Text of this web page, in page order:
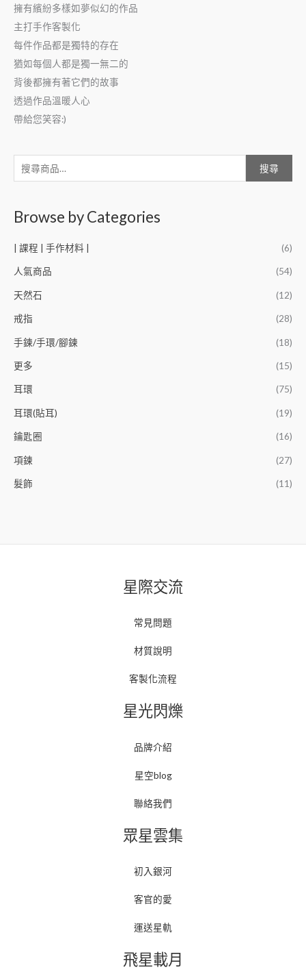
擁有繽紛多樣如夢似幻的作品
主打手作客製化
每件作品都是獨特的存在
猶如每個人都是獨一無二的
背後都擁有著它們的故事
透過作品溫暖人心
帶給您笑容:)
搜尋
Browse by Categories
| 課程 | 手作材料 | (6)
人氣商品 (54)
天然石 (12)
戒指 (28)
手鍊/手環/腳鍊 (18)
更多 (15)
耳環 (75)
耳環(貼耳) (19)
鑰匙圈 (16)
項鍊 (27)
髮飾 (11)
星際交流
常見問題
材質說明
客製化流程
星光閃爍
品牌介紹
星空blog
聯絡我們
眾星雲集
初入銀河
客官的愛
運送星軌
飛星載月